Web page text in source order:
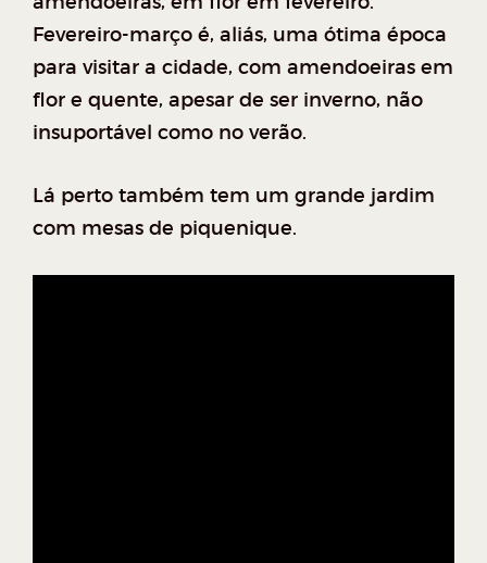
Fevereiro-março é, aliás, uma ótima época
para visitar a cidade, com amendoeiras em
flor e quente, apesar de ser inverno, não
insuportável como no verão.
Lá perto também tem um grande jardim
com mesas de piquenique.